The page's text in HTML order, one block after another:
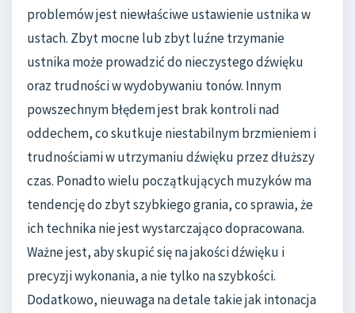
problemów jest niewłaściwe ustawienie ustnika w
ustach. Zbyt mocne lub zbyt luźne trzymanie
ustnika może prowadzić do nieczystego dźwięku
oraz trudności w wydobywaniu tonów. Innym
powszechnym błędem jest brak kontroli nad
oddechem, co skutkuje niestabilnym brzmieniem i
trudnościami w utrzymaniu dźwięku przez dłuższy
czas. Ponadto wielu początkujących muzyków ma
tendencję do zbyt szybkiego grania, co sprawia, że
ich technika nie jest wystarczająco dopracowana.
Ważne jest, aby skupić się na jakości dźwięku i
precyzji wykonania, a nie tylko na szybkości.
Dodatkowo, nieuwaga na detale takie jak intonacja